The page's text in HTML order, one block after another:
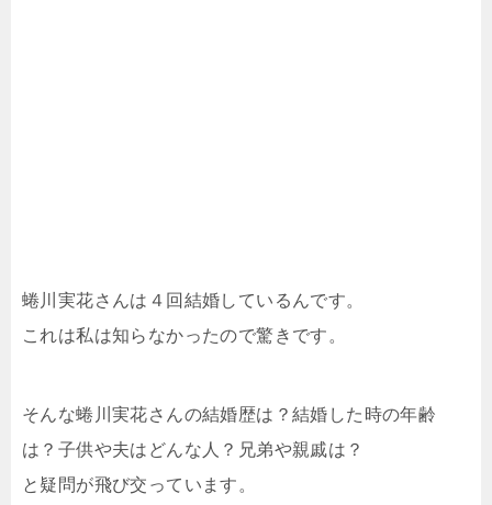
蜷川実花さんは４回結婚しているんです。
これは私は知らなかったので驚きです。
そんな蜷川実花さんの結婚歴は？結婚した時の年齢
は？子供や夫はどんな人？兄弟や親戚は？
と疑問が飛び交っています。